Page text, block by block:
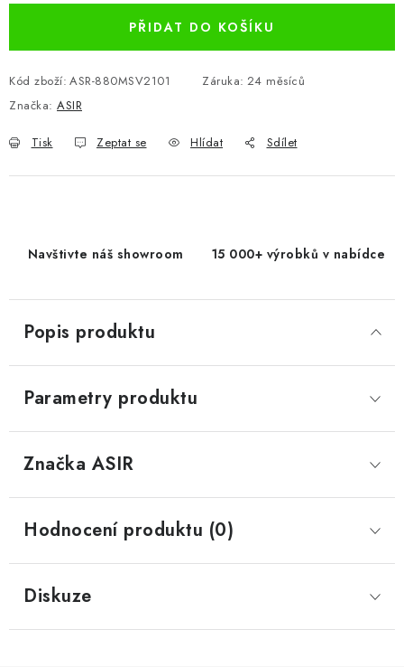
PŘIDAT DO KOŠÍKU
Kód zboží: ASR-880MSV2101 Záruka: 24 měsíců
Značka: ASIR
Tisk Zeptat se Hlídat Sdílet
Navštivte náš showroom 15 000+ výrobků v nabídce
Popis produktu
Parametry produktu
Značka ASIR
Hodnocení produktu (0)
Diskuze